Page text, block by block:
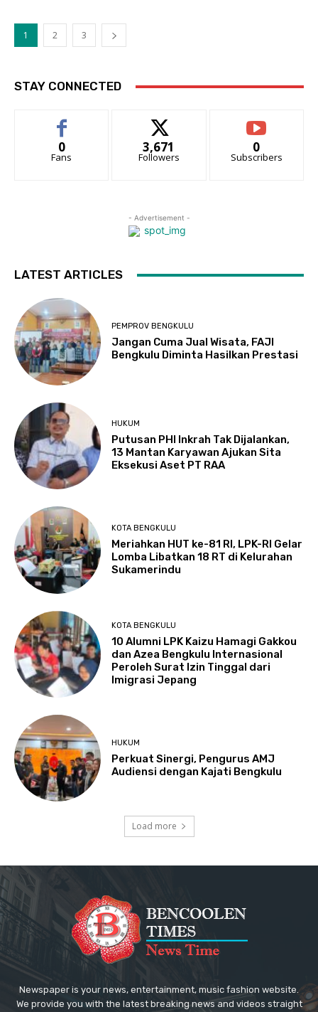
1 2 3
STAY CONNECTED
0
Fans
3,671
Followers
0
Subscribers
- Advertisement -
LATEST ARTICLES
PEMPROV BENGKULU
Jangan Cuma Jual Wisata, FAJI
Bengkulu Diminta Hasilkan Prestasi
HUKUM
Putusan PHI Inkrah Tak Dijalankan,
13 Mantan Karyawan Ajukan Sita
Eksekusi Aset PT RAA
KOTA BENGKULU
Meriahkan HUT ke-81 RI, LPK-RI Gelar
Lomba Libatkan 18 RT di Kelurahan
Sukamerindu
KOTA BENGKULU
‎10 Alumni LPK Kaizu Hamagi Gakkou
dan Azea Bengkulu Internasional
Peroleh Surat Izin Tinggal dari
Imigrasi Jepang
HUKUM
Perkuat Sinergi, Pengurus AMJ
Audiensi dengan Kajati Bengkulu
Load more
Newspaper is your news, entertainment, music fashion website.
We provide you with the latest breaking news and videos straight